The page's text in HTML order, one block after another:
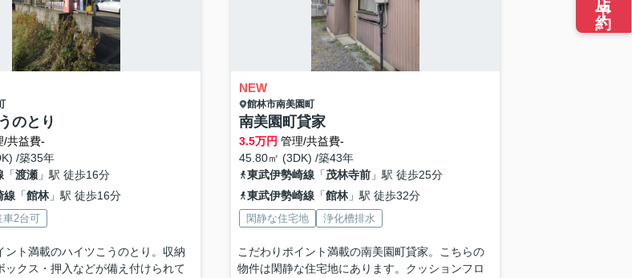
のとり
/共益費-
/築35年
「渡瀬」駅 徒歩16分
線「館林」駅 徒歩16分
車2台可
ント満載のハイツこうのとり。収納
ックス・押入などが備え付けられて
NEW
館林市南美園町
南美園町貸家
3.5万円 管理/共益費-
45.80㎡ (3DK) /築43年
東武伊勢崎線「茂林寺前」駅 徒歩25分
東武伊勢崎線「館林」駅 徒歩32分
閑静な住宅地 浄化槽排水
こだわりポイント満載の南美園町貸家。こちらの
物件は閑静な住宅地にあります。クッションフロ